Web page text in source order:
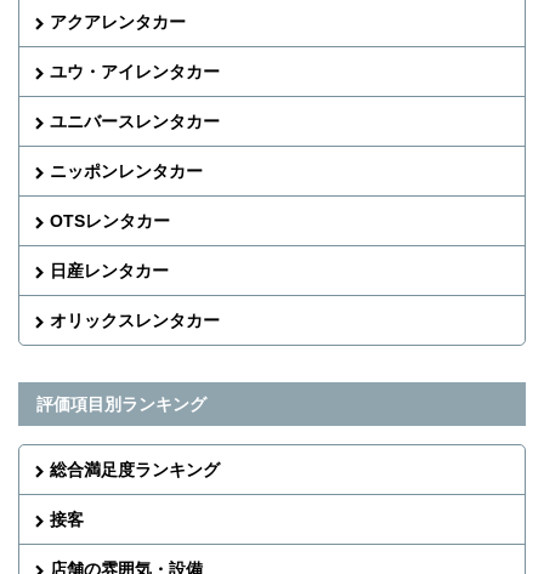
アクアレンタカー
ユウ・アイレンタカー
ユニバースレンタカー
ニッポンレンタカー
OTSレンタカー
日産レンタカー
オリックスレンタカー
評価項目別ランキング
総合満足度ランキング
接客
店舗の雰囲気・設備